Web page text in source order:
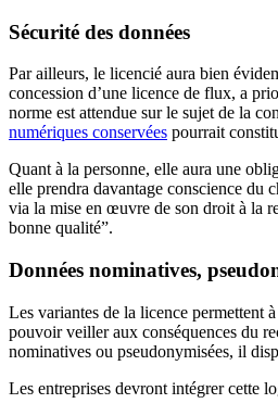
Sécurité des données
Par ailleurs, le licencié aura bien
concession d’une licence de flux, a
norme est attendue sur le sujet de la
numériques conservées pourrait
Quant à la personne, elle aura une
elle prendra davantage conscience du
via la mise en œuvre de son droit à la
bonne qualité”.
Données nominatives,
Les variantes de la licence permettent
pouvoir veiller aux conséquences du
nominatives ou pseudonymisées, il
Les entreprises devront intégrer cette